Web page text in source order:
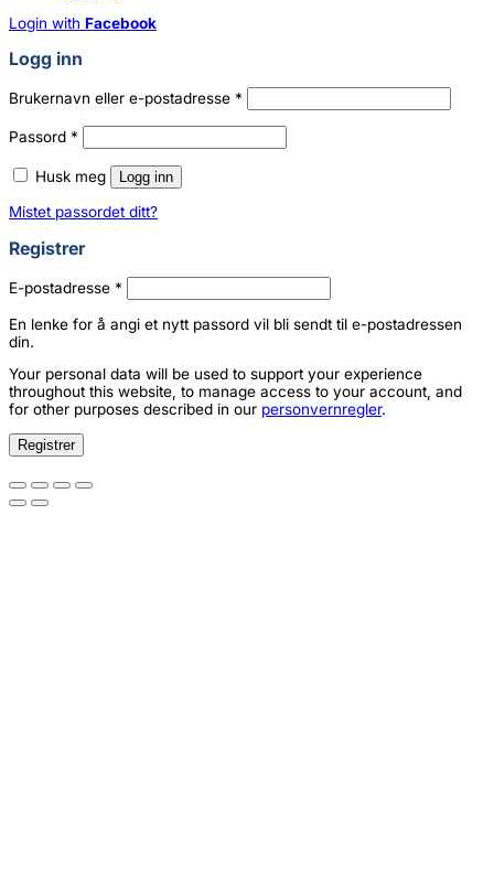
Login with Facebook
Logg inn
Brukernavn eller e-postadresse *
Passord *
Husk meg Logg inn
Mistet passordet ditt?
Registrer
E-postadresse *
En lenke for å angi et nytt passord vil bli sendt til e-postadressen
din.
Your personal data will be used to support your experience
throughout this website, to manage access to your account, and
for other purposes described in our personvernregler.
Registrer